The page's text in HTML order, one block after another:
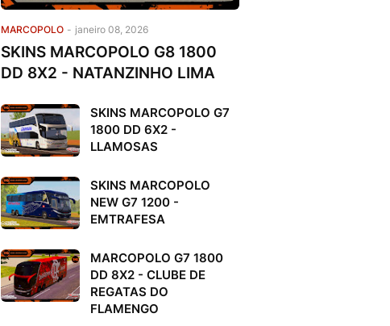
MARCOPOLO - janeiro 08, 2026
SKINS MARCOPOLO G8 1800
DD 8X2 - NATANZINHO LIMA
SKINS MARCOPOLO G7
1800 DD 6X2 -
LLAMOSAS
SKINS MARCOPOLO
NEW G7 1200 -
EMTRAFESA
MARCOPOLO G7 1800
DD 8X2 - CLUBE DE
REGATAS DO
FLAMENGO